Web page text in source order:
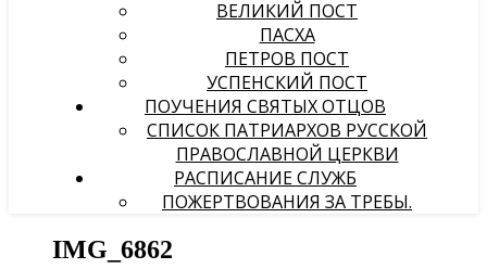
ВЕЛИКИЙ ПОСТ
ПАСХА
ПЕТРОВ ПОСТ
УСПЕНСКИЙ ПОСТ
ПОУЧЕНИЯ СВЯТЫХ ОТЦОВ
СПИСОК ПАТРИАРХОВ РУССКОЙ
ПРАВОСЛАВНОЙ ЦЕРКВИ
РАСПИСАНИЕ СЛУЖБ
ПОЖЕРТВОВАНИЯ ЗА ТРЕБЫ.
IMG_6862